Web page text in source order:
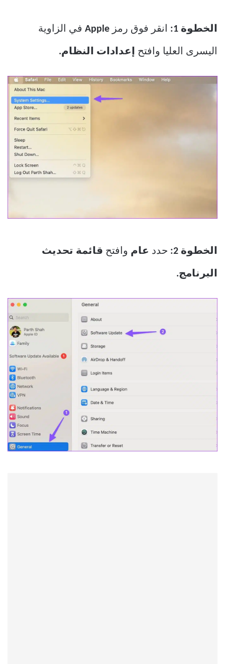
الخطوة 1: انقر فوق رمز Apple في الزاوية
اليسرى العليا وافتح إعدادات النظام.
الخطوة 2: حدد عام وافتح قائمة تحديث
البرنامج.